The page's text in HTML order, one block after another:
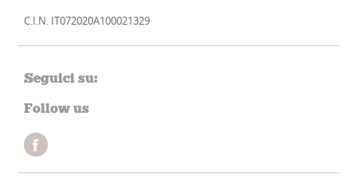
C.I.N. IT072020A100021329
Seguici su:
Follow us